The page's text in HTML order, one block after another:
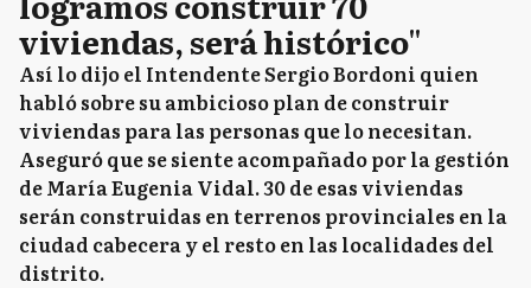
viviendas, será histórico"
Así lo dijo el Intendente Sergio Bordoni quien
habló sobre su ambicioso plan de construir
viviendas para las personas que lo necesitan.
Aseguró que se siente acompañado por la gestión
de María Eugenia Vidal. 30 de esas viviendas
serán construidas en terrenos provinciales en la
ciudad cabecera y el resto en las localidades del
distrito.